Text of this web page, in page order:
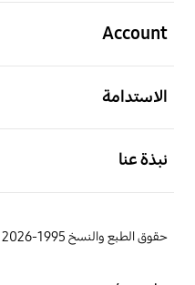
Account
الاستدامة
نبذة عنا
حقوق الطبع والنسخ 1995-2026 سامسونج. جميع الحقوق محفوظة.